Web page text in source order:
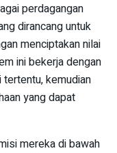
perdagangan
dirancang untuk
menciptakan nilai
ini bekerja dengan
kemudian
yang dapat
mereka di bawah